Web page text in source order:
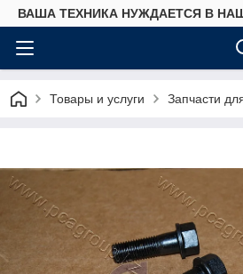
ВАША ТЕХНИКА НУЖДАЕТСЯ В
Товары и услуги Запчасти